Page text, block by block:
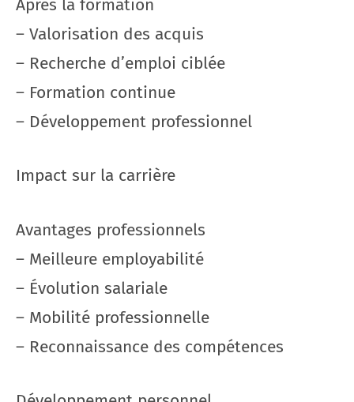
Après la formation
– Valorisation des acquis
– Recherche d’emploi ciblée
– Formation continue
– Développement professionnel
Impact sur la carrière
Avantages professionnels
– Meilleure employabilité
– Évolution salariale
– Mobilité professionnelle
– Reconnaissance des compétences